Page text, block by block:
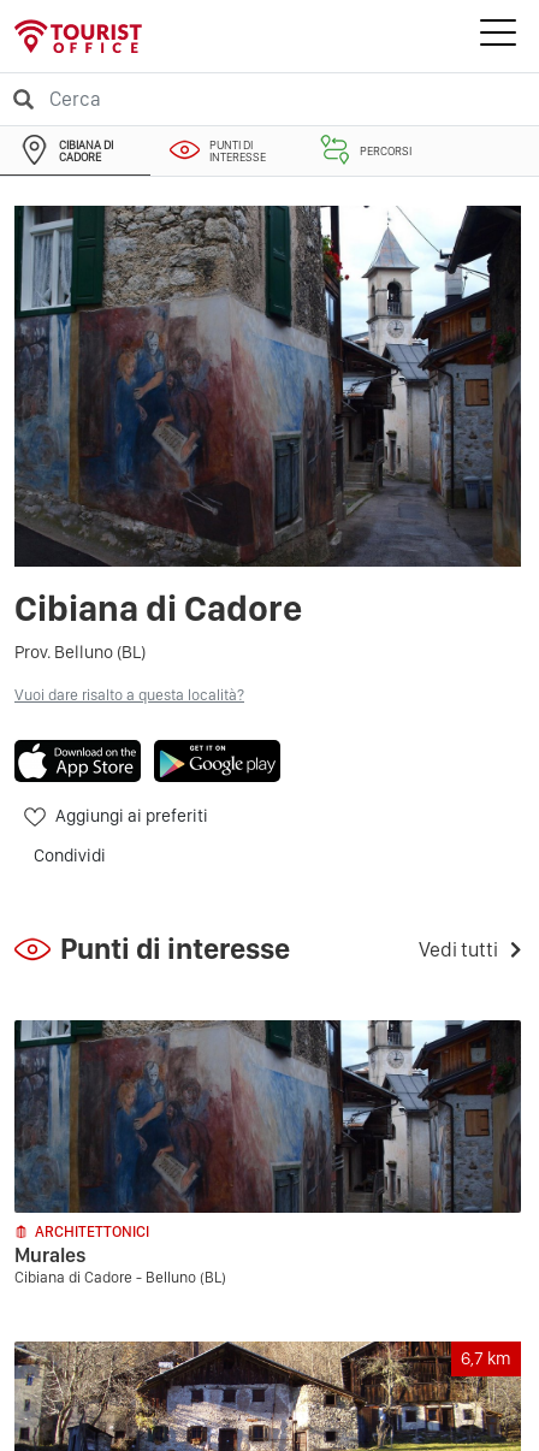
CIBIANA DI
CADORE
PUNTI DI
INTERESSE
PERCORSI
Cibiana di Cadore
Prov. Belluno (BL)
Vuoi dare risalto a questa località?
Aggiungi ai preferiti
Condividi
Punti di interesse Vedi tutti
ARCHITETTONICI
Murales
Cibiana di Cadore - Belluno (BL)
6,7 km